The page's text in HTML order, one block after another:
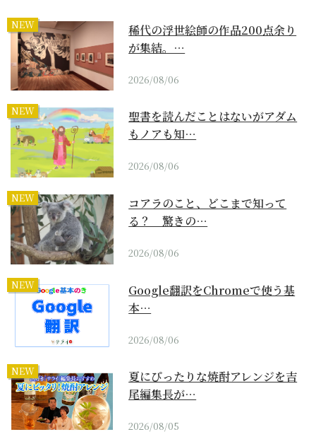
NEW
稀代の浮世絵師の作品200点余り
が集結。…
2026/08/06
NEW
聖書を読んだことはないがアダム
もノアも知…
2026/08/06
NEW
コアラのこと、どこまで知って
る？ 驚きの…
2026/08/06
NEW
Google翻訳をChromeで使う基
本…
2026/08/06
NEW
夏にぴったりな焼酎アレンジを吉
尾編集長が…
2026/08/05